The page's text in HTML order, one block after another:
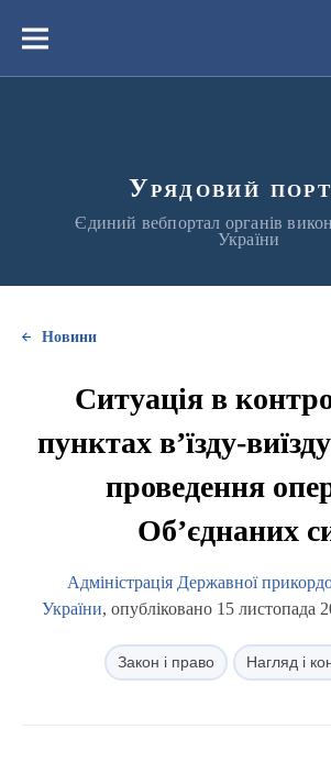
вмістуМеню
Урядовий
Єдиний вебпортал органів
України
Новини
Ситуація в
пунктах в’їзду-
проведення
Об’єднаних
Адміністрація Державної
України, опубліковано 15 листопада
Закон і право Нагляд і